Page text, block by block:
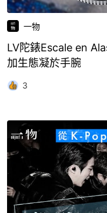
一物
LV陀錶Escale en
加生態凝於手腕
3